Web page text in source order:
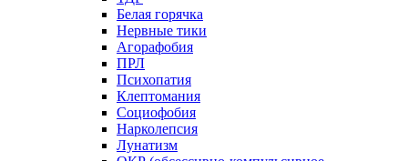
Белая горячка
Нервные тики
Агорафобия
ПРЛ
Психопатия
Клептомания
Социофобия
Нарколепсия
Лунатизм